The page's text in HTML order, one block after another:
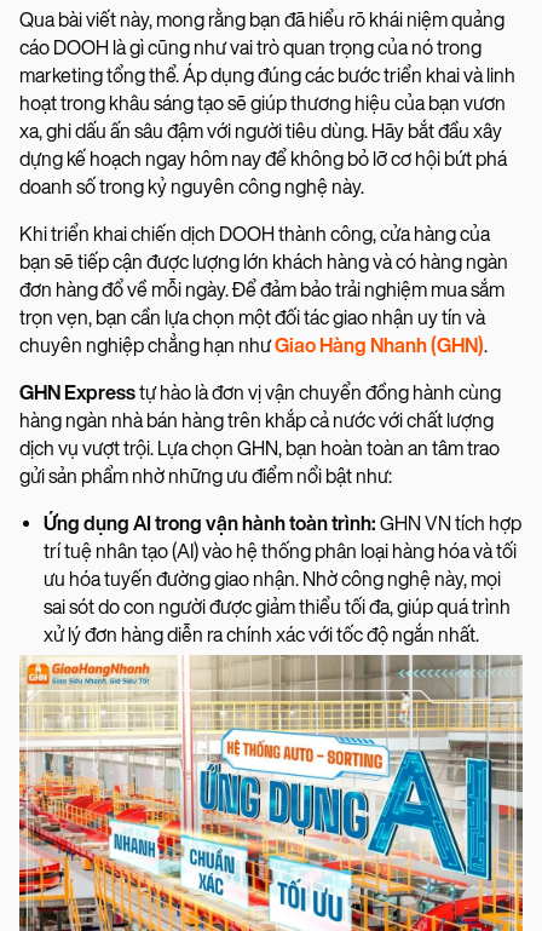
Qua bài viết này, mong rằng bạn đã hiểu rõ khái niệm quảng
cáo DOOH là gì cũng như vai trò quan trọng của nó trong
marketing tổng thể. Áp dụng đúng các bước triển khai và linh
hoạt trong khâu sáng tạo sẽ giúp thương hiệu của bạn vươn
xa, ghi dấu ấn sâu đậm với người tiêu dùng. Hãy bắt đầu xây
dựng kế hoạch ngay hôm nay để không bỏ lỡ cơ hội bứt phá
doanh số trong kỷ nguyên công nghệ này.
Khi triển khai chiến dịch DOOH thành công, cửa hàng của
bạn sẽ tiếp cận được lượng lớn khách hàng và có hàng ngàn
đơn hàng đổ về mỗi ngày. Để đảm bảo trải nghiệm mua sắm
trọn vẹn, bạn cần lựa chọn một đối tác giao nhận uy tín và
chuyên nghiệp chẳng hạn nhưGiao Hàng Nhanh (GHN).
GHN Expresstự hào là đơn vị vận chuyển đồng hành cùng
hàng ngàn nhà bán hàng trên khắp cả nước với chất lượng
dịch vụ vượt trội. Lựa chọn GHN, bạn hoàn toàn an tâm trao
gửi sản phẩm nhờ những ưu điểm nổi bật như:
Ứng dụng AI trong vận hành toàn trình: GHN VN tích hợp
trí tuệ nhân tạo (AI) vào hệ thống phân loại hàng hóa và tối
ưu hóa tuyến đường giao nhận. Nhờ công nghệ này, mọi
sai sót do con người được giảm thiểu tối đa, giúp quá trình
xử lý đơn hàng diễn ra chính xác với tốc độ ngắn nhất.